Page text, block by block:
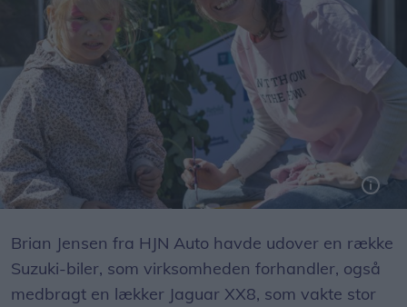
Brian Jensen fra HJN Auto havde udover en række
Suzuki-biler, som virksomheden forhandler, også
medbragt en lækker Jaguar XX8, som vakte stor